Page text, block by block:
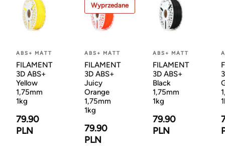
ABS+ MATT
FILAMENT
3D ABS+
Yellow
1,75mm
1kg
79.90
PLN
Wyprzedane
ABS+ MATT
FILAMENT
3D ABS+
Juicy
Orange
1,75mm
1kg
79.90
PLN
ABS+ MATT
FILAMENT
3D ABS+
Black
1,75mm
1kg
79.90
PLN